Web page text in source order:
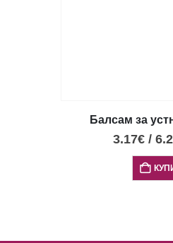
Балсам за
3.17€ /